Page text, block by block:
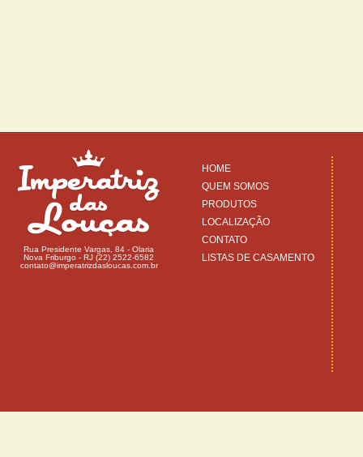
Rua Presidente Vargas, 84 - Olaria
Nova Friburgo - RJ (22) 2522-6582
contato@imperatrizdasloucas.com.br
HOME
QUEM SOMOS
PRODUTOS
LOCALIZAÇÃO
CONTATO
LISTAS DE CASAMENTO